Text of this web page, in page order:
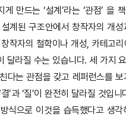
게 만드는 ‘설계’라는 ‘관점’ 을
계된 구조안에서 창작자의 개
작자의 철학이나 개성, 카테고
달라질 수는 있습니다. 세 가지
다는 관점을 갖고 레퍼런스를 보
’과 ‘질’이 완전히 달라질 것입
식으로 이것을 습득했다고 생각